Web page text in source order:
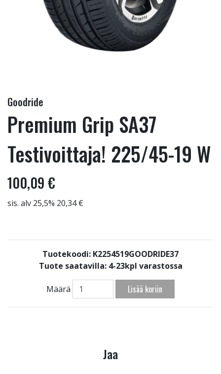
Goodride
Premium Grip SA37
Testivoittaja! 225/45-19 W
100,09 €
sis. alv 25,5% 20,34 €
Tuotekoodi: K2254519GOODRIDE37
Tuote saatavilla: 4-23kpl varastossa
Määrä Lisää koriin
Jaa